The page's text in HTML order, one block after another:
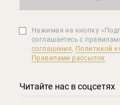
Нажимая на кнопку
соглашаетеcь с
соглашения, Политикой
Правилами рассылок
Читайте нас в соцсетях